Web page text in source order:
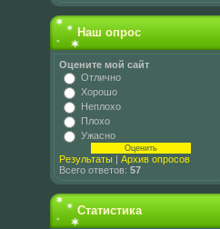
Наш опрос
Оцените мой сайт
Отлично
Хорошо
Неплохо
Плохо
Ужасно
Результаты | Архив опросов
Всего ответов: 57
Статистика